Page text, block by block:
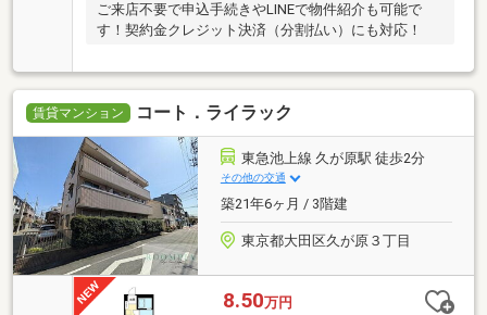
ご来店不要で申込手続きやLINEで物件紹介も可能で
す！契約金クレジット決済（分割払い）にも対応！
賃貸マンション コート．ライラック
東急池上線 久が原駅 徒歩2分
その他の交通
築21年6ヶ月 / 3階建
東京都大田区久が原３丁目
8.50万円